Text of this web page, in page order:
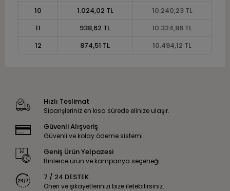
10
1.024,02 TL
10.240,23 TL
11
938,62 TL
10.324,86 TL
12
874,51 TL 10.494,12 TL
Hızlı Teslimat
Siparişleriniz en kısa sürede elinize ulaşır.
Güvenli Alışveriş
Güvenli ve kolay ödeme sistemi
Geniş Ürün Yelpazesi
Binlerce ürün ve kampanya seçeneği
7 / 24 DESTEK
Öneri ve şikayetlerinizi bize iletebilirsiniz.